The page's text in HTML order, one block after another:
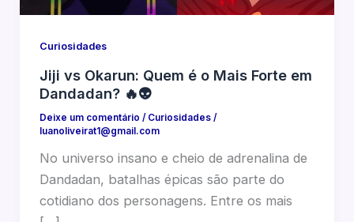
Curiosidades
Jiji vs Okarun: Quem é o Mais Forte em
Dandadan? 🔥👽
Deixe um comentário / Curiosidades/
luanoliveirat1@gmail.com
No universo insano e cheio de adrenalina de
Dandadan, batalhas épicas são parte do
cotidiano dos personagens. Entre os mais